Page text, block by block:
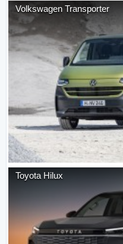
Volkswagen Transporter
Toyota Hilux